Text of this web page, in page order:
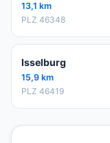
13,1 km
PLZ 46348
Isselburg
15,9 km
PLZ 46419